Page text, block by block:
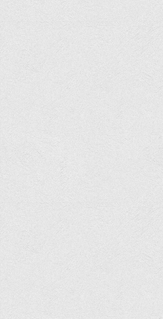
Матеріали наукових
Міжнародна діяльність
Програми подвійного диплому
Програми стажування
Навчально-методичний
З організації виховної та
Редакційно-видавничий
Центри
Розвитку кар’єри
Ресурсний центр зі сталого